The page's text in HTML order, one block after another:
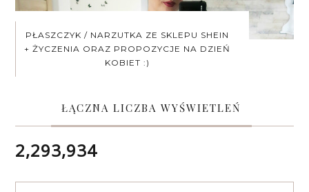
PŁASZCZYK / NARZUTKA ZE SKLEPU SHEIN
+ ŻYCZENIA ORAZ PROPOZYCJE NA DZIEŃ
KOBIET :)
ŁĄCZNA LICZBA WYŚWIETLEŃ
2,293,934